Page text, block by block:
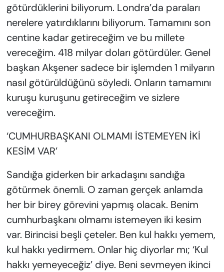
götürdüklerini biliyorum. Londra’da paraları
nerelere yatırdıklarını biliyorum. Tamamını son
centine kadar getireceğim ve bu millete
vereceğim. 418 milyar doları götürdüler. Genel
başkan Akşener sadece bir işlemden 1 milyarın
nasıl götürüldüğünü söyledi. Onların tamamını
kuruşu kuruşunu getireceğim ve sizlere
vereceğim.
‘CUMHURBAŞKANI OLMAMI İSTEMEYEN İKİ
KESİM VAR’
Sandığa giderken bir arkadaşını sandığa
götürmek önemli. O zaman gerçek anlamda
her bir birey görevini yapmış olacak. Benim
cumhurbaşkanı olmamı istemeyen iki kesim
var. Birincisi beşli çeteler. Ben kul hakkı yemem,
kul hakkı yedirmem. Onlar hiç diyorlar mı; ‘Kul
hakkı yemeyeceğiz’ diye. Beni sevmeyen ikinci